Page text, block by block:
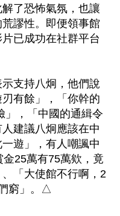
了恐怖氣氛，也讓
謬性。即便領事館
已成功在社群平台
支持八炯，他們說
有餘」，「你幹的
」，「中國的通緝令
建議八炯應該在中
遊」，有人嘲諷中
25萬有75萬欸，竟
「大使館不行啊，2